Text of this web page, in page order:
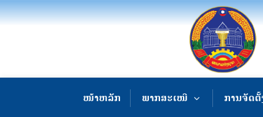
ໜ້າຫລັກ ພາກສະເໜີ ການຈັດຕັ້